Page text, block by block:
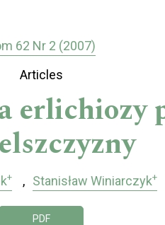
62 Nr 2 (2007)
Articles
erlichiozy
+ Stanisław Winiarczyk+
PDF